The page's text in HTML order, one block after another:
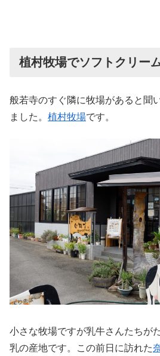
植村牧場でソフトクリー
般若寺のすぐ隣に牧場があると聞
ました。 植村牧場です。
小さな牧場ですが乳牛さんたちが
乳の産地です。この前日に訪れた